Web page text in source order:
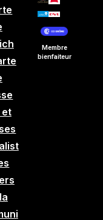
et
Membre
bienfaiteur